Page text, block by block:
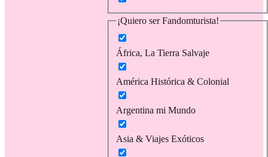
¡Quiero ser Fandomturista!
África, La Tierra Salvaje
América Histórica & Colonial
Argentina mi Mundo
Asia & Viajes Exóticos